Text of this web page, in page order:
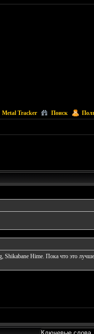
Metal Tracker Поиск
Shikabane Hime. Пока что это